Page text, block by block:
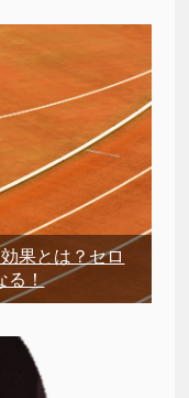
果とは？セロ
る！